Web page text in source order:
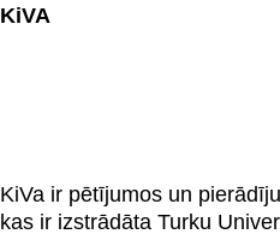
KiVA
KiVa ir pētījumos un
kas ir izstrādāta Turku